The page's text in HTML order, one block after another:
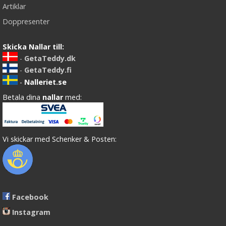
Artiklar
Doppresenter
Skicka Nallar till:
- GetaTeddy.dk
- GetaTeddy.fi
- Nalleriet.se
Betala dina nallar med:
Vi skickar med Schenker & Posten:
Facebook
Instagram